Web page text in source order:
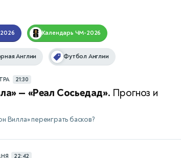
Календарь ЧМ-2026
Англии Футбол Англии
21:30
— «Реал Сосьедад». Прогноз и
Вилла» переиграть басков?
22:42